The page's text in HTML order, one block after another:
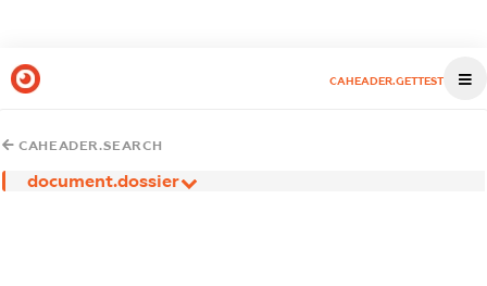
CAHEADER.GETTEST
CAHEADER.SEARCH
document.dossier